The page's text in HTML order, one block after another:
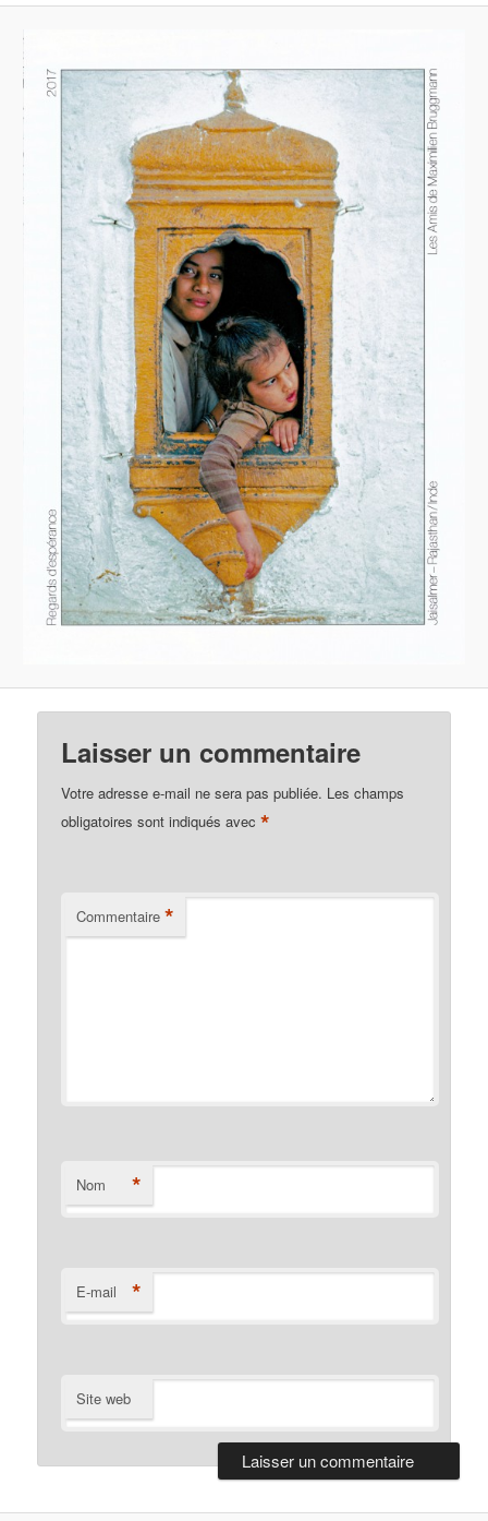
Laisser un commentaire
Votre adresse e-mail ne sera pas publiée. Les champs
obligatoires sont indiqués avec*
Commentaire *
Nom *
E-mail *
Site web